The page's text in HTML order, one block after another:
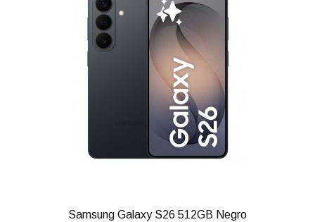
Samsung Galaxy S26 512GB Negro